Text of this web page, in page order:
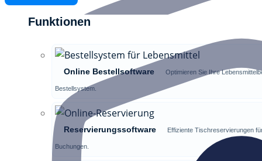
Funktionen
Online Bestellsoftware Optimieren Sie Ihre
Bestellsystem.
Reservierungssoftware Effiziente Tischreservierungen
Buchungen.